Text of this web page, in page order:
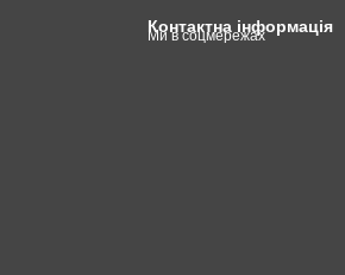
Контактна інформація
Ми в соцмережах